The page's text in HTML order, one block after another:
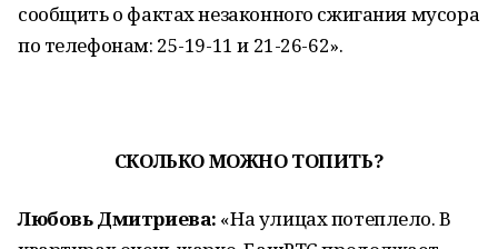
сообщить о фактах незаконного сжигания мусора
по телефонам: 25-19-11 и 21-26-62».
СКОЛЬКО МОЖНО ТОПИТЬ?
Любовь Дмитриева: «На улицах потеплело. В